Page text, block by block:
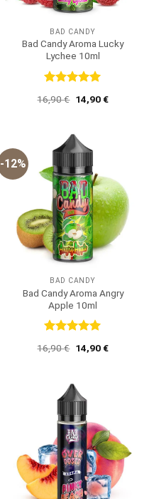
BAD CANDY
Bad Candy Aroma Lucky
Lychee 10ml
mit 5 von
16,90€ Ursprünglicher
Preis
14,90€Aktueller
-12%
BAD CANDY
Bad Candy Aroma Angry
Apple 10ml
Bewertet
mit 5 von
16,90€ Ursprünglicher
Preis
14,90€Aktueller